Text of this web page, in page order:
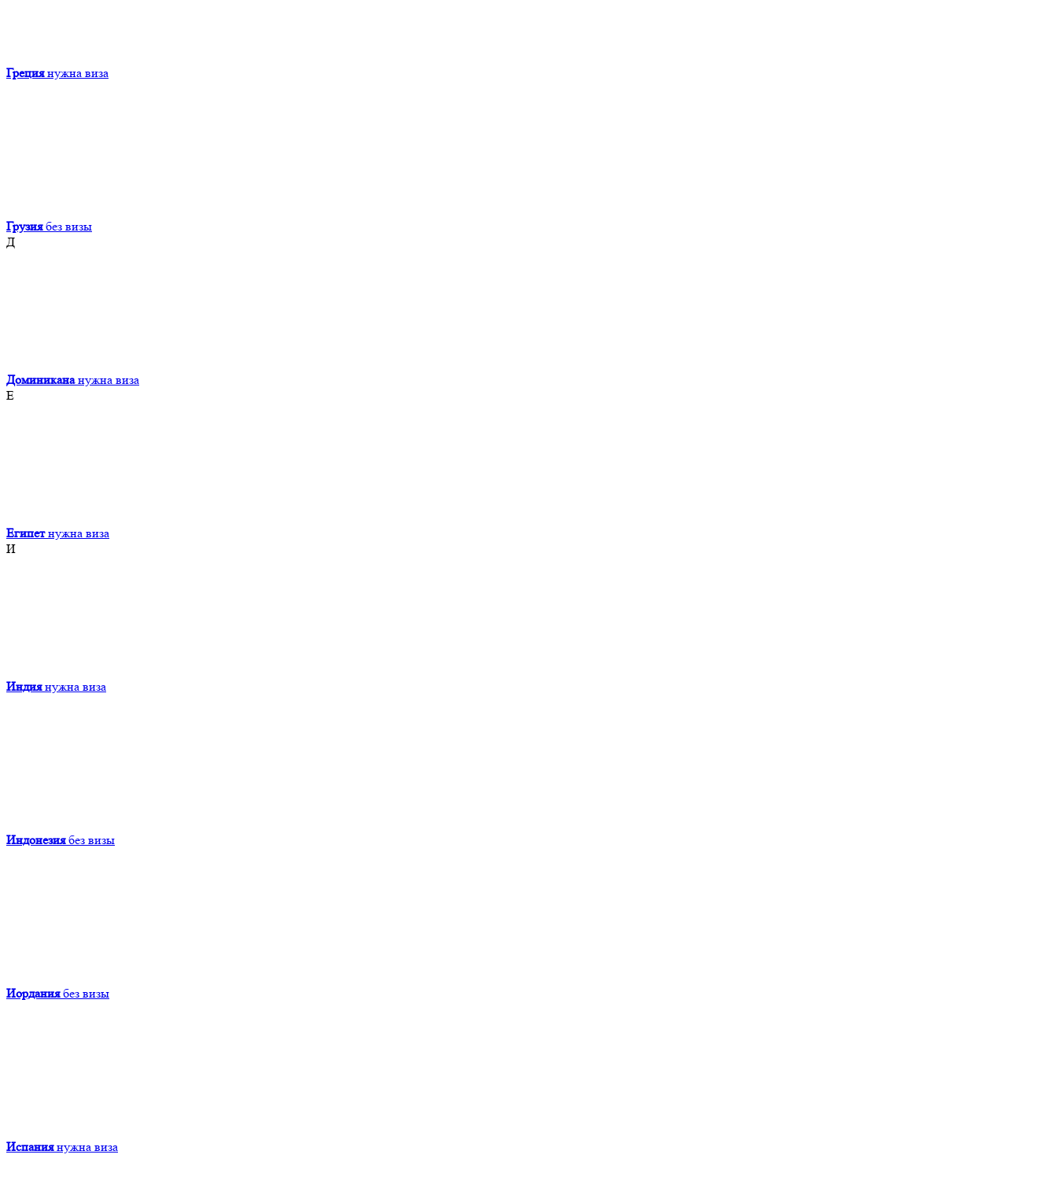
Греция нужна виза
Грузия без визы
Д
Доминикана нужна виза
Е
Египет нужна виза
И
Индия нужна виза
Индонезия без визы
Иордания без визы
Испания нужна виза